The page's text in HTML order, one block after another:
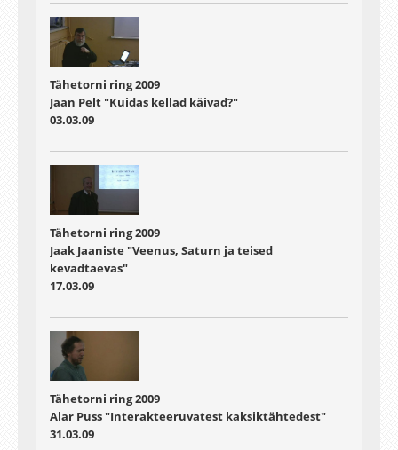
Tähetorni ring 2009
Jaan Pelt "Kuidas kellad käivad?"
03.03.09
Tähetorni ring 2009
Jaak Jaaniste "Veenus, Saturn ja teised
kevadtaevas"
17.03.09
Tähetorni ring 2009
Alar Puss "Interakteeruvatest kaksiktähtedest"
31.03.09